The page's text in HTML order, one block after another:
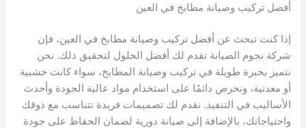
أفضل تركيب وصيانة مطابخ في العين
إذا كنت تبحث عن أفضل تركيب وصيانة مطابخ في العين، فإن
شركة نجوم الصيانة تقدم لك أفضل الحلول لتحقيق ذلك. نحن
نتميز بخبرة طويلة في تركيب وصيانة المطابخ، سواء كانت خشبية
أو معدنية، ونحرص دائمًا على استخدام مواد عالية الجودة وأحدث
الأساليب في التنفيذ. نقدم لك تصميمات فريدة تتناسب مع ذوقك
واحتياجاتك، بالإضافة إلى صيانة دورية لضمان الحفاظ على جودة